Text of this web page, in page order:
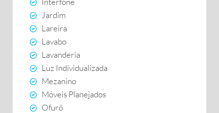
Jardim
Lareira
Lavabo
Lavanderia
Luz Individualizada
Mezanino
Móveis Planejados
Ofurô